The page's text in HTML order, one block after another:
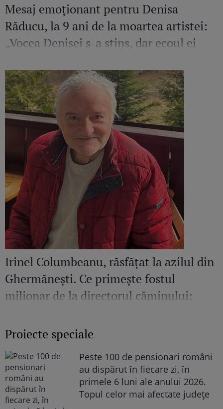
Mesaj emoționant pentru Denisa
Răducu, la 9 ani de la moartea artistei:
„Vocea Denisei s-a stins, dar ecoul ei
Irinel Columbeanu, răsfățat la azilul din
Ghermănești. Ce primește fostul
milionar de la directorul căminului:
Proiecte speciale
Peste 100 de pensionari români
au dispărut în fiecare zi, în
primele 6 luni ale anului 2026.
Topul celor mai afectate județe